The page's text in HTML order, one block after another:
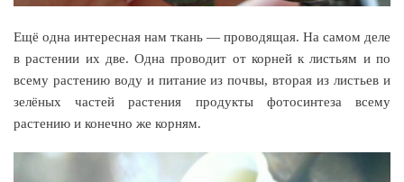
Ещё одна интересная нам ткань — проводящая. На самом деле
в растении их две. Одна проводит от корней к листьям и по
всему растению воду и питание из почвы, вторая из листьев и
зелёных частей растения продукты фотосинтеза всему
растению и конечно же корням.